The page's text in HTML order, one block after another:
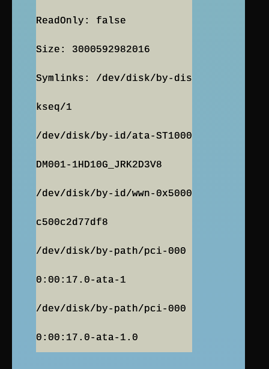
ReadOnly: false
Size: 3000592982016
Symlinks: /dev/disk/by-dis
kseq/1
/dev/disk/by-id/ata-ST1000
DM001-1HD10G_JRK2D3V8
/dev/disk/by-id/wwn-0x5000
c500c2d77df8
/dev/disk/by-path/pci-000
0:00:17.0-ata-1
/dev/disk/by-path/pci-000